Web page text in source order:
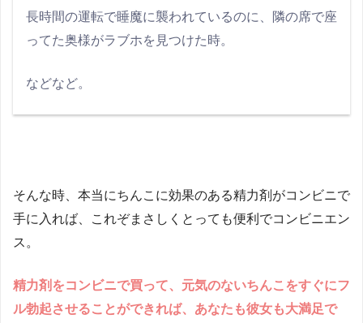
長時間の運転で睡魔に襲われているのに、隣の席で座
ってた奥様がラブホを見つけた時。
などなど。
そんな時、本当にちんこに効果のある精力剤がコンビニで
手に入れば、これぞまさしくとっても便利でコンビニエン
ス。
精力剤をコンビニで買って、元気のないちんこをすぐにフ
ル勃起させることができれば、あなたも彼女も大満足で